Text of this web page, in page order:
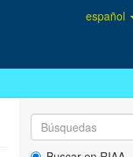
español